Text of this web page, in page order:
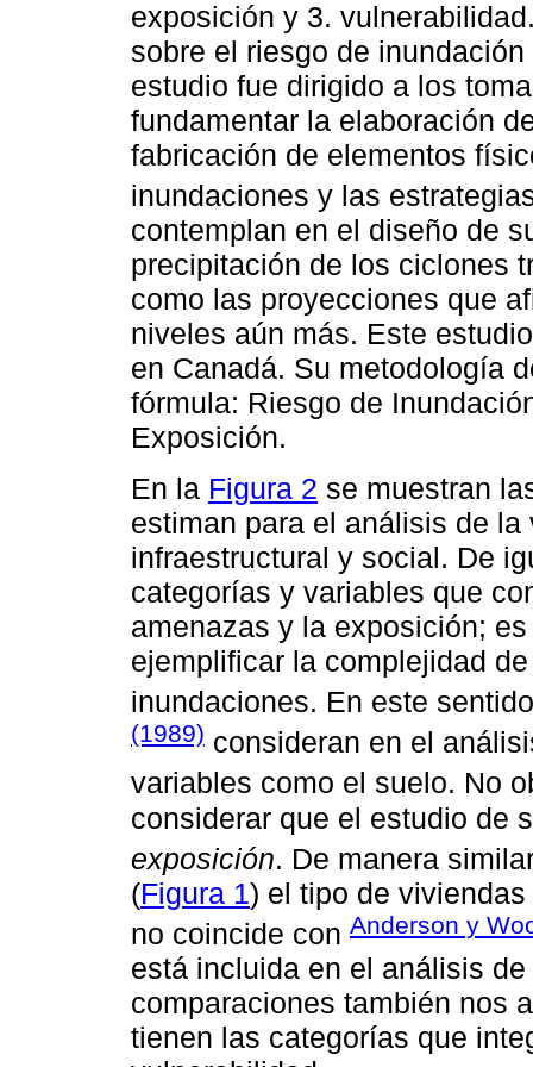
exposición y 3.
sobre el riesgo de
estudio fue dirigido a los
fundamentar la elaboración
fabricación de elementos
inundaciones y las
contemplan en el diseño de
precipitación de los ciclones
como las proyecciones que
niveles aún más. Este
en Canadá. Su metodología
fórmula: Riesgo de
Exposición.
En la Figura 2 se muestran
estiman para el análisis de
infraestructural y social. De
categorías y variables que
amenazas y la exposición;
ejemplificar la complejidad
inundaciones. En este
(1989) consideran en el
variables como el suelo. No
considerar que el estudio de
exposición. De manera
(Figura 1) el tipo de
no coincide con Anderson y
está incluida en el análisis
comparaciones también nos
tienen las categorías que